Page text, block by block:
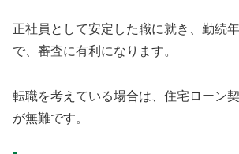
正社員として安定した職に就き、勤続
で、審査に有利になります。
転職を考えている場合は、住宅ローン
が無難です。